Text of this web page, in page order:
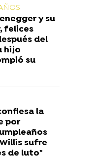
y su
felices
del
hijo
su
la
por
sufre
de luto"